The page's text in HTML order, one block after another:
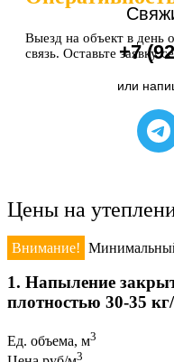
Выезд на объект в день
связь. Оставьте заявку
+7
или
Цены на
Внимание! Минимальный
1. Напыление
плотностью 30-35
Ед. объема, м3
3